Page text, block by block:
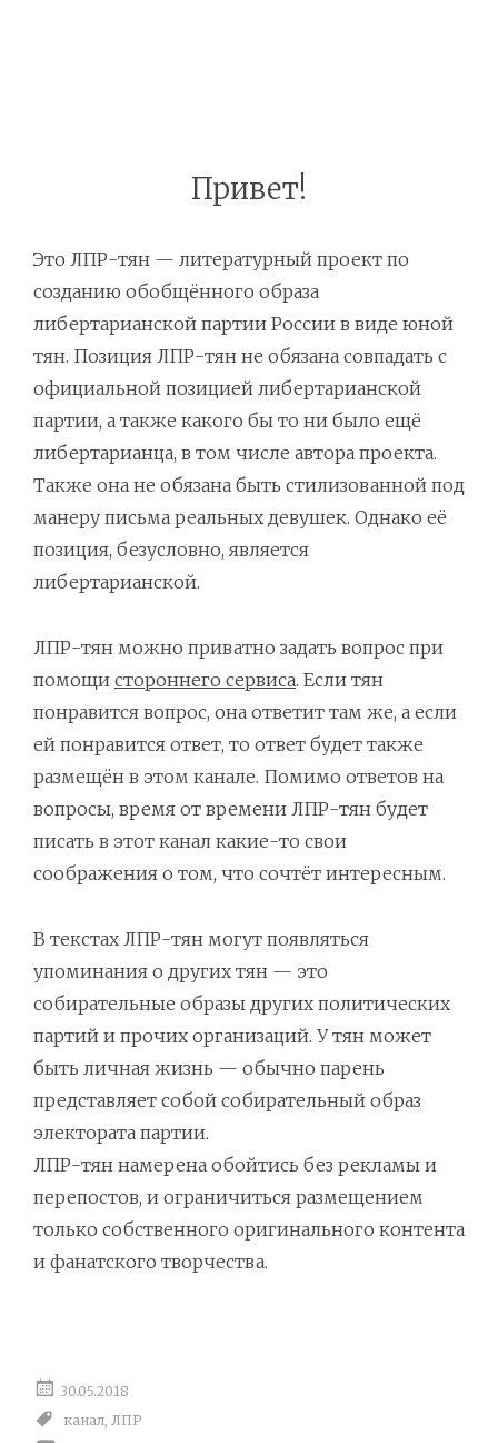
Привет!
Это ЛПР-тян — литературный проект по
созданию обобщённого образа
либертарианской партии России в виде юной
тян. Позиция ЛПР-тян не обязана совпадать с
официальной позицией либертарианской
партии, а также какого бы то ни было ещё
либертарианца, в том числе автора проекта.
Также она не обязана быть стилизованной под
манеру письма реальных девушек. Однако её
позиция, безусловно, является
либертарианской.
ЛПР-тян можно приватно задать вопрос при
помощи стороннего сервиса. Если тян
понравится вопрос, она ответит там же, а если
ей понравится ответ, то ответ будет также
размещён в этом канале. Помимо ответов на
вопросы, время от времени ЛПР-тян будет
писать в этот канал какие-то свои
соображения о том, что сочтёт интересным.
В текстах ЛПР-тян могут появляться
упоминания о других тян — это
собирательные образы других политических
партий и прочих организаций. У тян может
быть личная жизнь — обычно парень
представляет собой собирательный образ
электората партии.
ЛПР-тян намерена обойтись без рекламы и
перепостов, и ограничиться размещением
только собственного оригинального контента
и фанатского творчества.
30.05.2018
канал ЛПР